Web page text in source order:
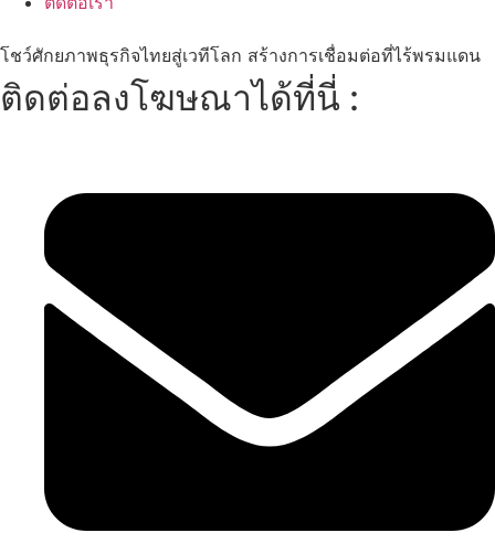
โชว์ศักยภาพธุรกิจไทยสู่เวทีโลก สร้างการเชื่อมต่อที่ไร้พรมแดน
ติดต่อลงโฆษณาได้ที่นี่ :